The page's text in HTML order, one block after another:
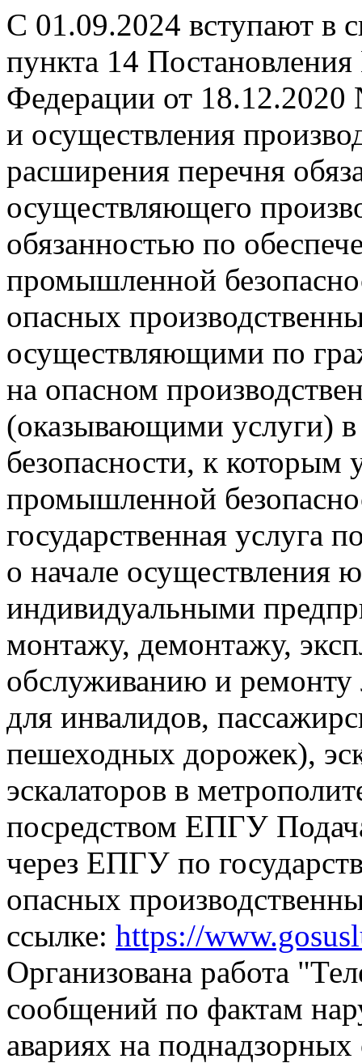
С 01.09.2024 вступают в
пункта 14
Федерации от
и осуществления
расширения перечня
осуществляющего
обязанностью по
промышленной
опасных
осуществляющими по
на опасном
(оказывающими услуги)
безопасности, к которым
промышленной
государственная услуга
о начале осуществления
индивидуальными
монтажу, демонтажу,
обслуживанию и
для инвалидов,
пешеходных дорожек),
эскалаторов в
посредством ЕПГУ
через ЕПГУ по
опасных
ссылке: https://
Организована работа
сообщений по фактам
авариях на поднадзорных